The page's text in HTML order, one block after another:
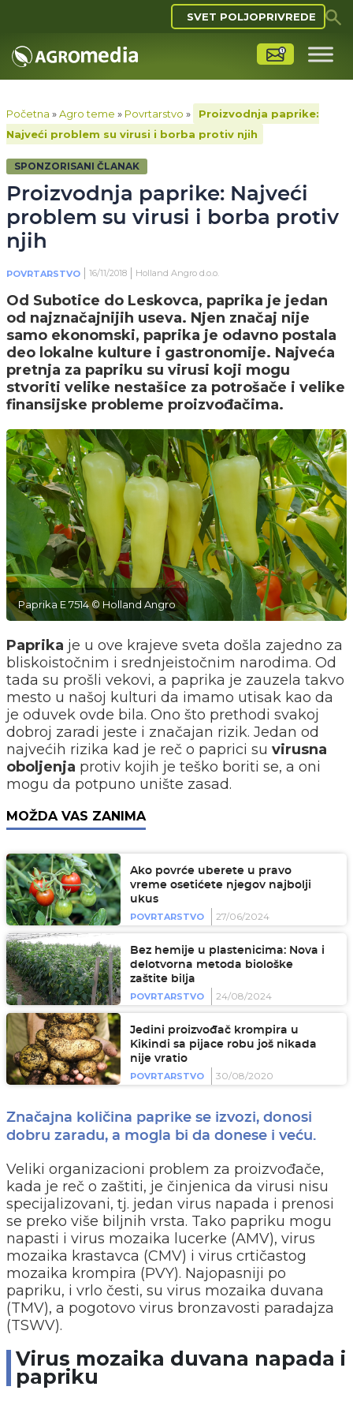
SVET POLJOPRIVREDE
Početna »Agro teme » Povrtarstvo »
Proizvodnja paprike:
Najveći problem su virusi i borba protiv njih
SPONZORISANI ČLANAK
Proizvodnja paprike: Najveći
problem su virusi i borba protiv
njih
POVRTARSTVO 16/11/2018 Holland Angro d.o.o.
Od Subotice do Leskovca, paprika je jedan
od najznačajnijih useva. Njen značaj nije
samo ekonomski, paprika je odavno postala
deo lokalne kulture i gastronomije. Najveća
pretnja za papriku su virusi koji mogu
stvoriti velike nestašice za potrošače i velike
finansijske probleme proizvođačima.
Paprika E 7514 © Holland Angro
Paprika je u ove krajeve sveta došla zajedno za
bliskoistočnim i srednjeistočnim narodima. Od
tada su prošli vekovi, a paprika je zauzela takvo
mesto u našoj kulturi da imamo utisak kao da
je oduvek ovde bila. Ono što prethodi svakoj
dobroj zaradi jeste i značajan rizik. Jedan od
najvećih rizika kad je reč o paprici su virusna
oboljenja protiv kojih je teško boriti se, a oni
mogu da potpuno unište zasad.
MOŽDA VAS ZANIMA
Ako povrće uberete u pravo
vreme osetićete njegov najbolji
ukus
POVRTARSTVO
27/06/2024
Bez hemije u plastenicima: Nova i
delotvorna metoda biološke
zaštite bilja
POVRTARSTVO
24/08/2024
Jedini proizvođač krompira u
Kikindi sa pijace robu još nikada
nije vratio
POVRTARSTVO
30/08/2020
Značajna količina paprike se izvozi, donosi
dobru zaradu, a mogla bi da donese i veću.
Veliki organizacioni problem za proizvođače,
kada je reč o zaštiti, je činjenica da virusi nisu
specijalizovani, tj. jedan virus napada i prenosi
se preko više biljnih vrsta. Tako papriku mogu
napasti i virus mozaika lucerke (AMV), virus
mozaika krastavca (CMV) i virus crtičastog
mozaika krompira (PVY). Najopasniji po
papriku, i vrlo česti, su virus mozaika duvana
(TMV), a pogotovo virus bronzavosti paradajza
(TSWV).
Virus mozaika duvana napada i
papriku